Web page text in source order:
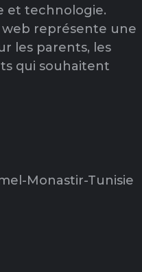
et technologie.
représente une
les parents, les
qui souhaitent
Monastir-Tunisie